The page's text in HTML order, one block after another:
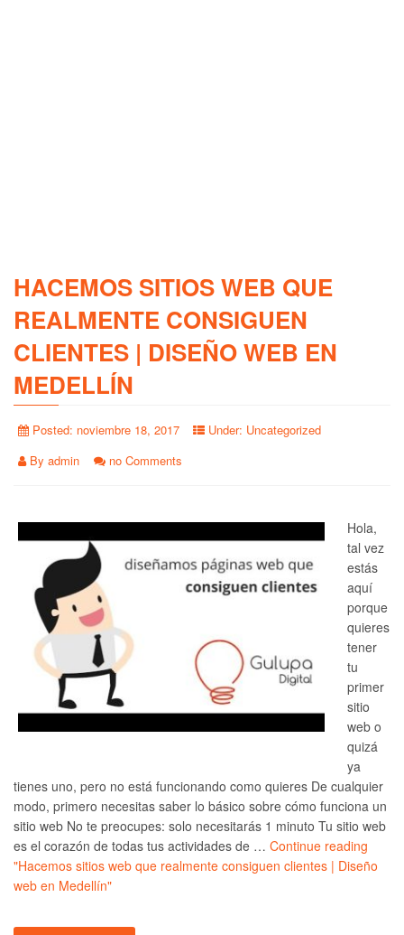
HACEMOS SITIOS WEB QUE
REALMENTE CONSIGUEN
CLIENTES | DISEÑO WEB EN
MEDELLÍN
Posted: noviembre 18, 2017 Under: Uncategorized
By admin no Comments
Hola,
tal vez
estás
aquí
porque
quieres
tener
tu
primer
sitio
web o
quizá
ya
tienes uno, pero no está funcionando como quieres De cualquier
modo, primero necesitas saber lo básico sobre cómo funciona un
sitio web No te preocupes: solo necesitarás 1 minuto Tu sitio web
es el corazón de todas tus actividades de … Continue reading
"Hacemos sitios web que realmente consiguen clientes | Diseño
web en Medellín"